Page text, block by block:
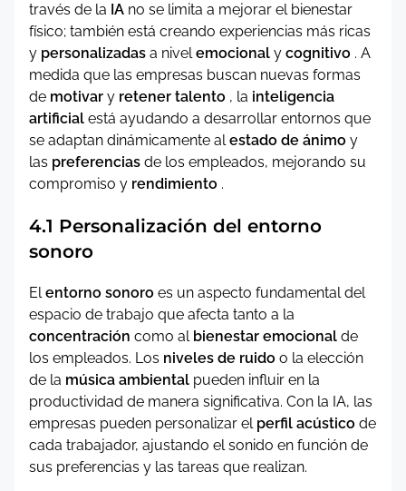
través de la IA no se limita a mejorar el bienestar
físico; también está creando experiencias más ricas
y personalizadas a nivelemocional y cognitivo . A
medida que las empresas buscan nuevas formas
de motivar y retener talento , la inteligencia
artificial está ayudando a desarrollar entornos que
se adaptan dinámicamente alestado de ánimo y
las preferencias de los empleados, mejorando su
compromiso y rendimiento .
4.1 Personalización del entorno
sonoro
Elentorno sonoro es un aspecto fundamental del
espacio de trabajo que afecta tanto a la
concentración como al bienestar emocional de
los empleados. Los niveles de ruido o la elección
de la música ambiental pueden influir en la
productividad de manera significativa. Con la IA, las
empresas pueden personalizar el perfil acústico de
cada trabajador, ajustando el sonido en función de
sus preferencias y las tareas que realizan.